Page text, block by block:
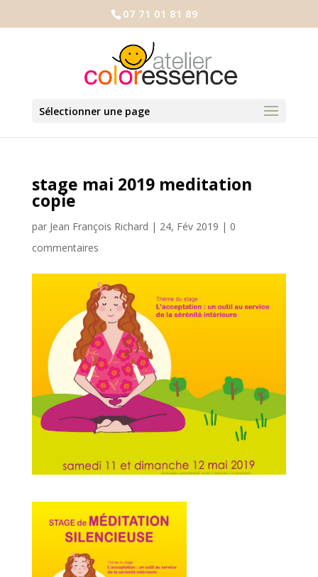
07 71 01 81 89
Sélectionner une page
stage mai 2019 meditation
copie
par Jean François Richard | 24, Fév 2019 | 0
commentaires